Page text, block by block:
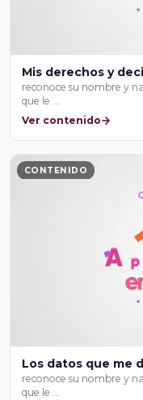
Mis derechos y
reconoce su nombre y
que le …
Ver contenido
CONTENIDO
Los datos que me
reconoce su nombre y
que le …